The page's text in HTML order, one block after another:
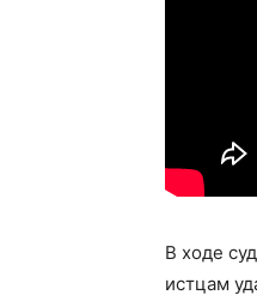
В ходе
истцам